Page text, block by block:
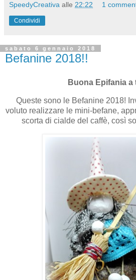
SpeedyCreativa alle 22:22 1
Condividi
sabato 6 gennaio 2018
Befanine 2018!!
Buona Epifania a
Queste sono le Befanine 2018!
voluto realizzare le mini-befane,
scorta di cialde del caffè, così